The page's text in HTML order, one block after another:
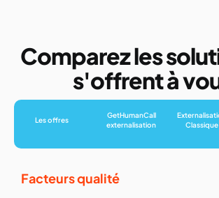
Comparez les
s'offrent à
Les offres
GetHumanCall
externalisation
Classique
Facteurs qualité